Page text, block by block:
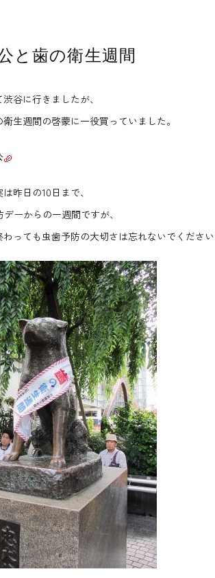
と歯の衛生週間
谷に行きましたが、
生週間の啓蒙に一役買っていました。
昨日の10日まで、
ーからの一週間ですが、
っても虫歯予防の大切さは忘れないでくださ